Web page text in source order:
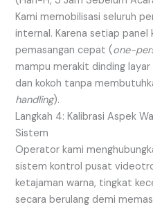
Kami memobilisasi seluruh
internal. Karena setiap
pemasangan cepat (one-
mampu merakit dinding
dan kokoh tanpa
handling).
Langkah 4: Kalibrasi Aspek
Sistem
Operator kami
sistem kontrol pusat
ketajaman warna, tingkat
secara berulang demi